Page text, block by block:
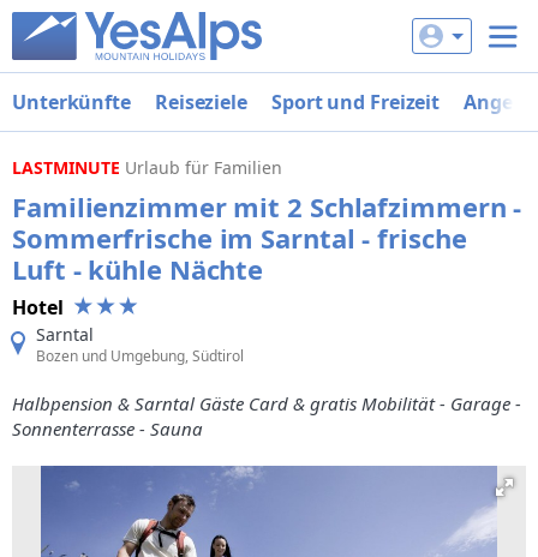
Unterkünfte Reiseziele Sport und Freizeit
LASTMINUTE Urlaub für Familien
Familienzimmer mit 2 Schlafzimmern -
Sommerfrische im Sarntal - frische
Luft - kühle Nächte
Hotel
Sarntal
Bozen und Umgebung, Südtirol
Halbpension & Sarntal Gäste Card & gratis Mobilität - Garage -
Sonnenterrasse - Sauna